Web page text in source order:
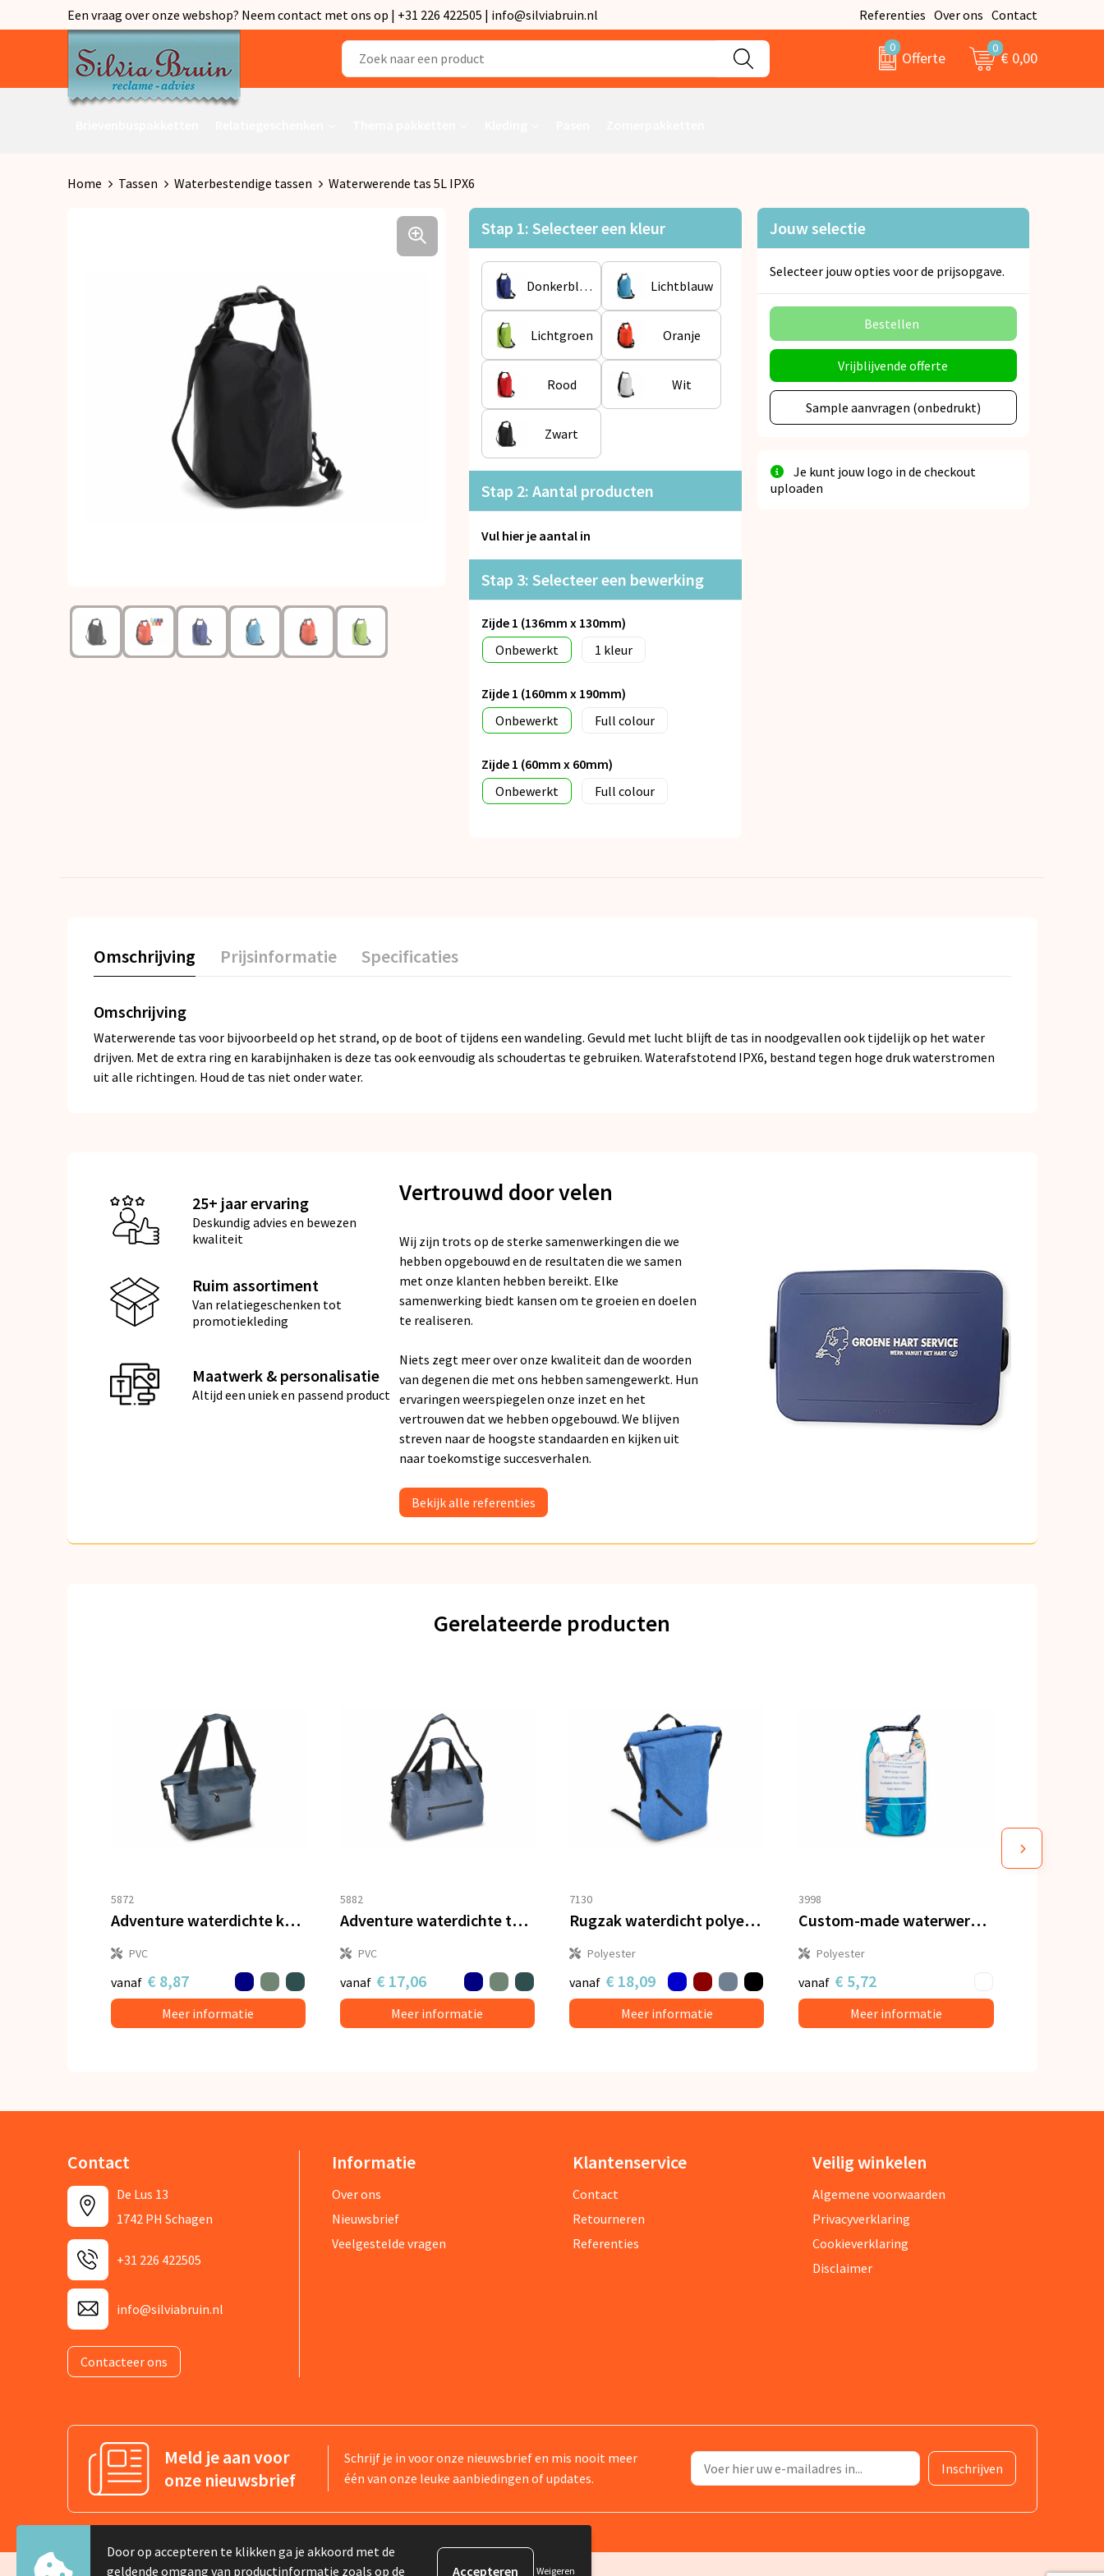
Een vraag over onze webshop? Neem contact met ons op | +31 226 422505 | info@silviabruin.nl Referenties Over ons Contact
0
Offerte
0
€ 0,00
Home Tassen Waterbestendige tassen Waterwerende tas 5L IPX6
Stap 1: Selecteer een kleur
Donkerblauw Lichtblauw
Lichtgroen Oranje
Rood Wit
Zwart
Stap 2: Aantal producten
Vul hier je aantal in
Stap 3: Selecteer een bewerking
Zijde 1 (136mm x 130mm)
Onbewerkt
1
Zijde 1 (160mm x 190mm)
Onbewerkt
Full colour
Zijde 1 (60mm x 60mm)
Onbewerkt
Full colour
Jouw selectie
Selecteer jouw opties voor de prijsopgave.
Bestellen
Vrijblijvende offerte
Sample aanvragen (onbedrukt)
Je kunt jouw logo in de checkout
uploaden
Omschrijving Prijsinformatie Specificaties
Omschrijving
Waterwerende tas voor bijvoorbeeld op het strand, op de boot of tijdens een wandeling. Gevuld met lucht blijft de tas in noodgevallen ook tijdelijk op het water
drijven. Met de extra ring en karabijnhaken is deze tas ook eenvoudig als schoudertas te gebruiken. Waterafstotend IPX6, bestand tegen hoge druk waterstromen
uit alle richtingen. Houd de tas niet onder water.
25+ jaar ervaring
Deskundig advies en bewezen
kwaliteit
Ruim assortiment
Van relatiegeschenken tot
promotiekleding
Maatwerk & personalisatie
Altijd een uniek en passend product
Vertrouwd door velen
Wij zijn trots op de sterke samenwerkingen die we
hebben opgebouwd en de resultaten die we samen
met onze klanten hebben bereikt. Elke
samenwerking biedt kansen om te groeien en doelen
te realiseren.
Niets zegt meer over onze kwaliteit dan de woorden
van degenen die met ons hebben samengewerkt. Hun
ervaringen weerspiegelen onze inzet en het
vertrouwen dat we hebben opgebouwd. We blijven
streven naar de hoogste standaarden en kijken uit
naar toekomstige succesverhalen.
Bekijk alle referenties
Gerelateerde producten
5872
Adventure waterdichte koeltas IPX6
PVC
vanaf € 8,87
Meer informatie
5882
Adventure waterdichte tas 40L IPX6
PVC
vanaf € 17,06
Meer informatie
7130
Rugzak waterdicht polyester 300D 20-22L
Polyester
vanaf € 18,09
Meer informatie
3998
Custom-made waterwerende tas 2,5L IPX6
Polyester
vanaf € 5,72
Meer informatie
Contact
De Lus 13
1742 PH Schagen
+31 226 422505
info@silviabruin.nl
Contacteer ons
Informatie
Over ons
Nieuwsbrief
Veelgestelde vragen
Klantenservice
Contact
Retourneren
Referenties
Veilig winkelen
Algemene voorwaarden
Privacyverklaring
Cookieverklaring
Disclaimer
Meld je aan voor
onze nieuwsbrief
Schrijf je in voor onze nieuwsbrief en mis nooit meer
één van onze leuke aanbiedingen of updates.
Door op accepteren te klikken ga je akkoord met de
geldende omgang van productinformatie zoals op de
Weigeren